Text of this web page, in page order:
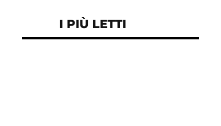
I PIÙ LETTI